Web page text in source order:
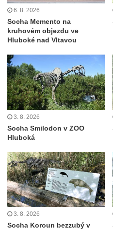
Mirošovicích
Socha býka před areálem
Račicích
Pamětní kámen vodního díla
Socha svatého Floriána na
Oparnu
Socha svaté Anny u domu čp.
Lavička Václava Havla v
Lavička Václava Havla v
Upoutávka JduHřebenovkou
na Mezní Louce
Kamenný obelisk na vyhlídce
6. 8. 2026
Socha Memento na
kruhovém objezdu ve
Hluboké nad Vltavou
3. 8. 2026
Socha Smilodon v ZOO
Hluboká
3. 8. 2026
Socha Koroun bezzubý v